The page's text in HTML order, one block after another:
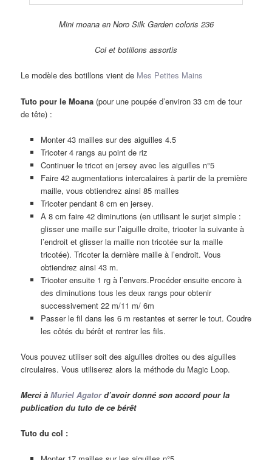
Mini moana en Noro Silk Garden coloris 236
Col et botillons assortis
Le modèle des botillons vient de Mes Petites Mains
Tuto pour le Moana (pour une poupée d’environ 33 cm de tour
de tête) :
Monter 43 mailles sur des aiguilles 4.5
Tricoter 4 rangs au point de riz
Continuer le tricot en jersey avec les aiguilles n°5
Faire 42 augmentations intercalaires à partir de la première
maille, vous obtiendrez ainsi 85 mailles
Tricoter pendant 8 cm en jersey.
A 8 cm faire 42 diminutions (en utilisant le surjet simple :
glisser une maille sur l’aiguille droite, tricoter la suivante à
l’endroit et glisser la maille non tricotée sur la maille
tricotée). Tricoter la dernière maille à l’endroit. Vous
obtiendrez ainsi 43 m.
Tricoter ensuite 1 rg à l’envers.Procéder ensuite encore à
des diminutions tous les deux rangs pour obtenir
successivement 22 m/11 m/ 6m
Passer le fil dans les 6 m restantes et serrer le tout. Coudre
les côtés du bérêt et rentrer les fils.
Vous pouvez utiliser soit des aiguilles droites ou des aiguilles
circulaires. Vous utiliserez alors la méthode du Magic Loop.
Merci àMuriel Agatord’avoir donné son accord pour la
publication du tuto de ce bérêt
Tuto du col :